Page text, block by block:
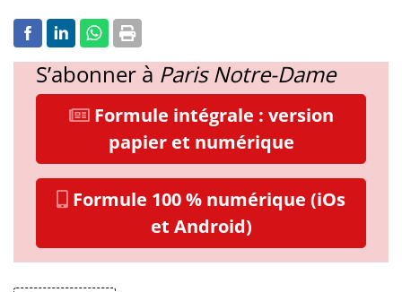
S’abonner à Paris Notre-Dame
Formule intégrale : version
papier et numérique
Formule 100 % numérique (iOs
et Android)